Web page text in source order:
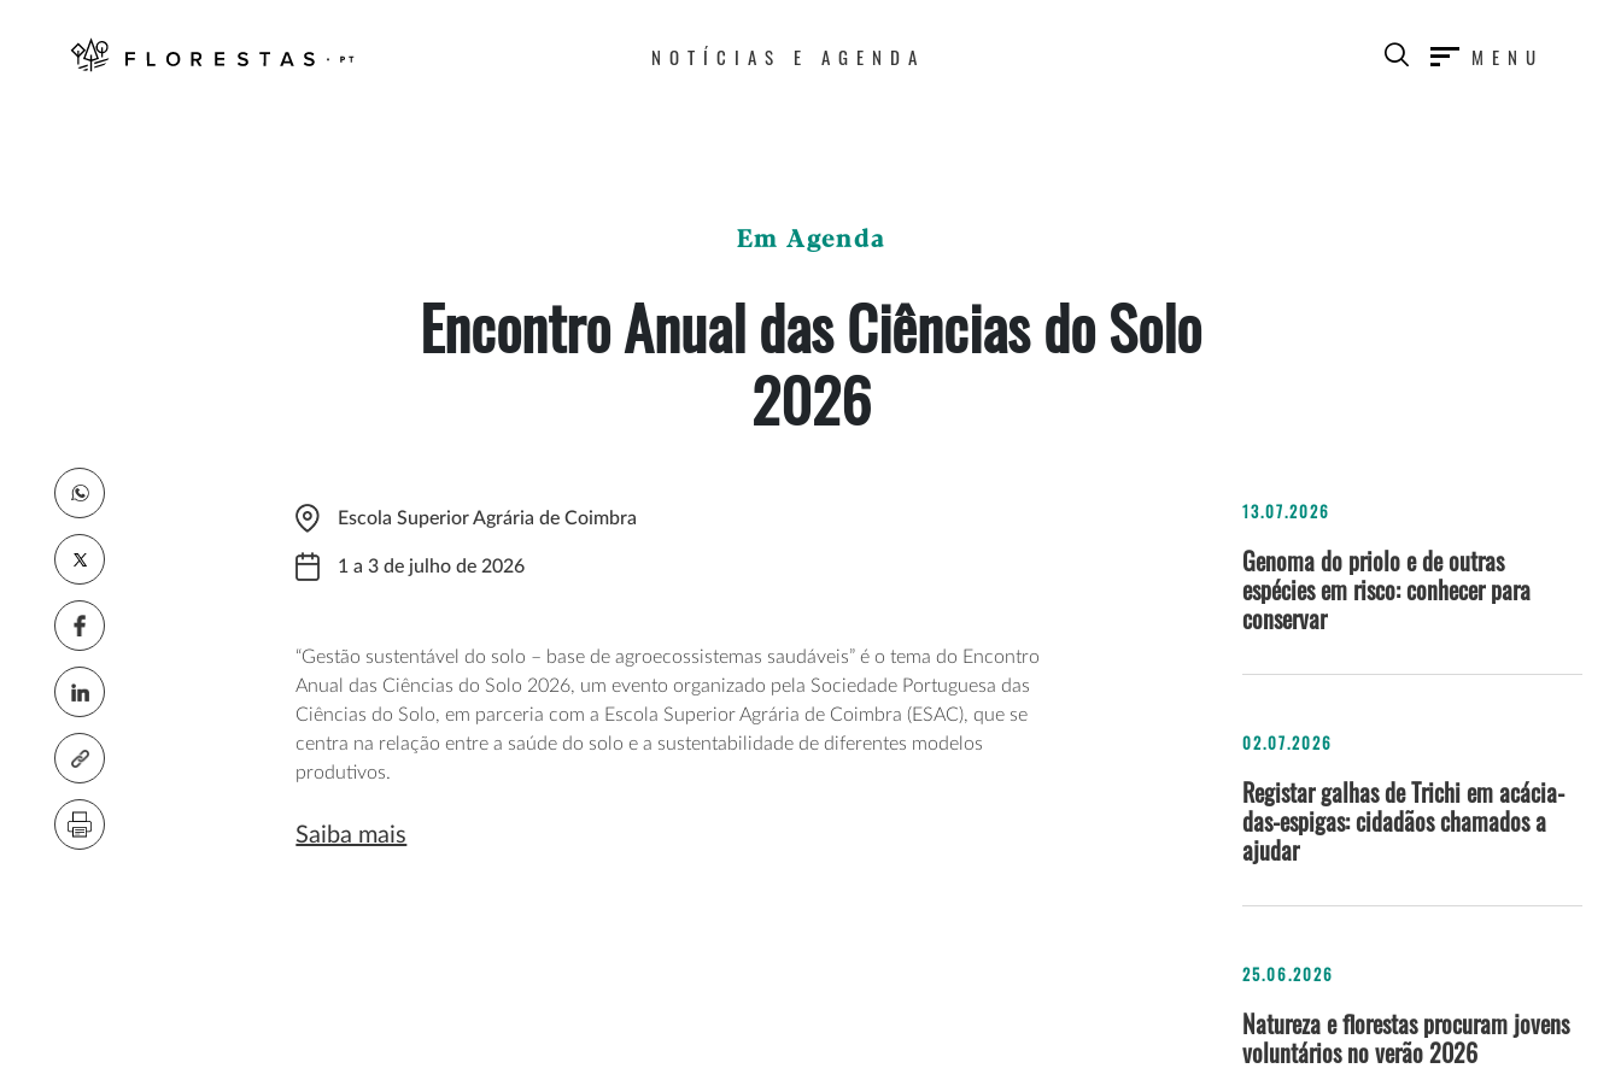
NOTÍCIAS E AGENDA MENU
Em Agenda
Encontro Anual das Ciências do Solo
2026
Escola Superior Agrária de Coimbra
1 a 3 de julho de 2026
“Gestão sustentável do solo – base de agroecossistemas saudáveis” é o tema do Encontro
Anual das Ciências do Solo 2026, um evento organizado pela Sociedade Portuguesa das
Ciências do Solo, em parceria com a Escola Superior Agrária de Coimbra (ESAC), que se
centra na relação entre a saúde do solo e a sustentabilidade de diferentes modelos
produtivos.
Saiba mais
13.07.2026
Genoma do priolo e de outras
espécies em risco: conhecer para
conservar
02.07.2026
Registar galhas de Trichi em acácia-
das-espigas: cidadãos chamados a
ajudar
25.06.2026
Natureza e florestas procuram jovens
voluntários no verão 2026